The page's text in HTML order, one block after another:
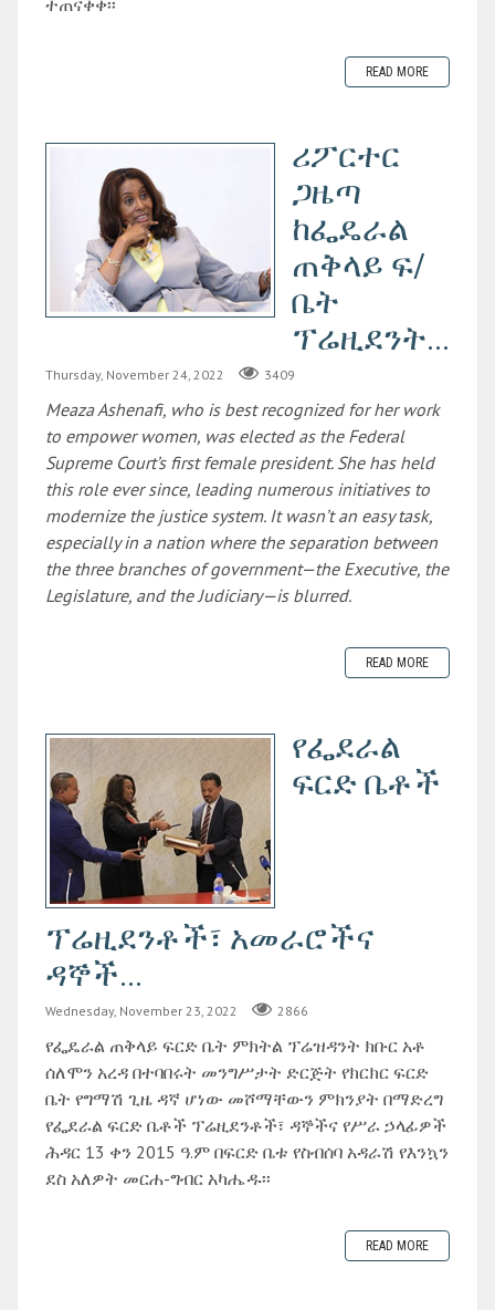
READ MORE
ሪፖርተር
ጋዜጣ
ከፌዴራል
ጠቅላይ ፍ/
ቤት
ፕሬዚደንት...
Thursday, November 24, 2022 3409
Meaza Ashenafi, who is best recognized for her work
to empower women, was elected as the Federal
Supreme Court’s first female president. She has held
this role ever since, leading numerous initiatives to
modernize the justice system. It wasn’t an easy task,
especially in a nation where the separation between
the three branches of government—the Executive, the
Legislature, and the Judiciary—is blurred.
READ MORE
የፌደራል
ፍርድ ቤቶች
ፕሬዚደንቶች፣ አመራሮችና
ዳኞች...
Wednesday, November 23, 2022 2866
የፌዴራል ጠቅላይ ፍርድ ቤት ምክትል ፕሬዝዳንት ክቡር አቶ
ሰለሞን አረዳ በተባበሩት መንግሥታት ድርጅት የክርክር ፍርድ
ቤት የግማሽ ጊዜ ዳኛ ሆነው መሾማቸውን ምክንያት በማድረግ
የፌደራል ፍርድ ቤቶች ፕሬዚደንቶች፣ ዳኞችና የሥራ ኃላፊዎች
ሕዳር 13 ቀን 2015 ዓ.ም በፍርድ ቤቱ የስብሰባ አዳራሽ የእንኳን
ደስ አለዎት መርሐ-ግብር አካሔዱ፡፡
READ MORE